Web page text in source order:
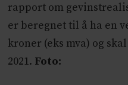
rapport om
er beregnet til å ha en
kroner (eks mva) og
2021. Foto: